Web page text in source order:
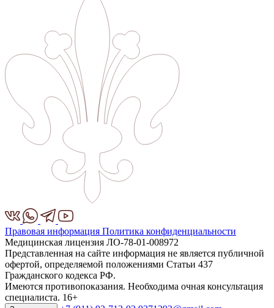
Правовая информация Политика конфиденциальности
Медицинская лицензия ЛО-78-01-008972
Представленная на сайте информация не является публичной
офертой, определяемой положениями Статьи 437
Гражданского кодекса РФ.
Имеются противопоказания. Необходима очная консультация
специалиста. 16+